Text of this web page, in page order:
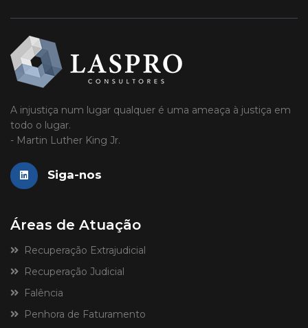
A injustiça num lugar qualquer é uma ameaça à justiça em
todo o lugar.
- Martin Luther King Jr.
Siga-nos
Áreas de Atuação
Recuperação Extrajudicial
Recuperação Judicial
Falência
Penhora de Faturamento